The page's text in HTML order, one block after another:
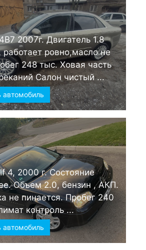
2007г. Двигатель 1.8
работает ровно,масло не
248 тыс. Ховая часть
Салон чистый ...
автомобиль
4, 2000 г. Состояние
Объем 2.0, бензин , АКП.
не пинается. Пробег 240
контроль ...
автомобиль